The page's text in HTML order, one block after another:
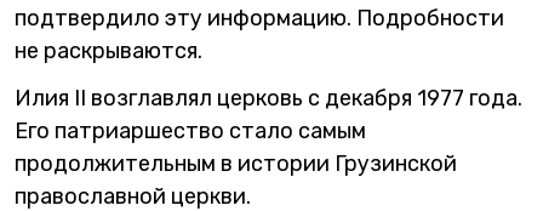
подтвердило эту информацию. Подробности
не раскрываются.
Илия II возглавлял церковь с декабря 1977 года.
Его патриаршество стало самым
продолжительным в истории Грузинской
православной церкви.